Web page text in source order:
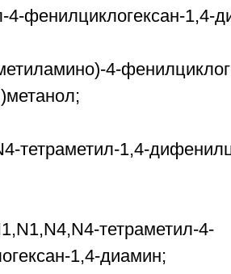
4-фенилциклогексан-1,4-
4-
тетраметил-1,4-
тетраметил-4-
1,4-диамин;